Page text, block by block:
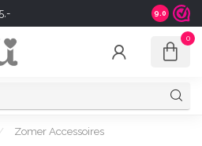
to Europe Available 9.0
0
/ Zomer Accessoires